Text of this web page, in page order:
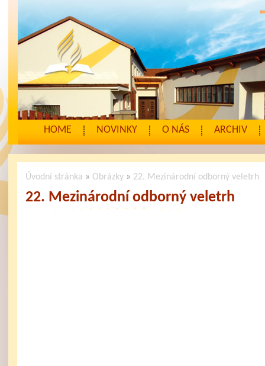
HOME NOVINKY O NÁS ARCHIV
Úvodní stránka » Obrázky » 22. Mezinárodní odborný veletrh
22. Mezinárodní odborný veletrh